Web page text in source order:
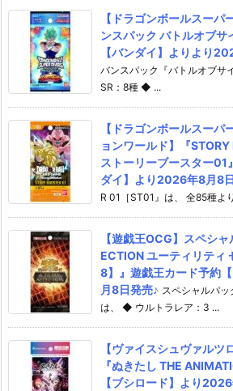
【ドラゴンボールスー
ンスパック バトルオブ
【バンダイ】よりより
バンスパック『バトルオブ
SR：8種 ◆ ...
【ドラゴンボールスーパ
ョンワールド】『STORY
ストーリーブースター
ダイ】より2026年8月8
R 01［ST01』は、 全85種よ
【遊戯王OCG】スペシ
ECTION ユーティリティ
8】』遊戯王カード予約
月8日発売♪ スペシャルパッ
は、 ◆ ウルトラレア：3 ...
【ヴァイスシュヴァルツ
『ぬきたし THE
【ブシロード】より